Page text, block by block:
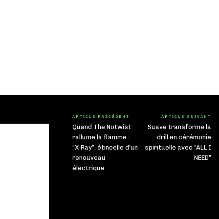
ARTICLE PRÉCÉDENT
Quand The Notwist
rallume la flamme :
“X‑Ray”, étincelle d’un
renouveau
électrique
ARTICLE SUIVANT
Suave transforme la
drill en cérémonie
spirituelle avec “ALL I
NEED”